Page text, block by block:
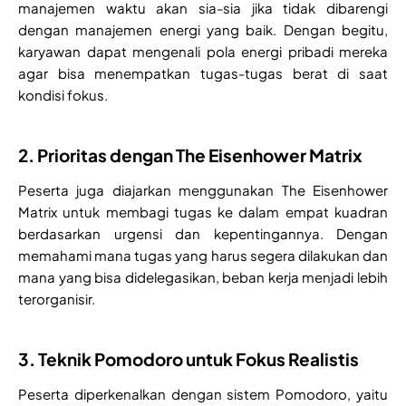
manajemen waktu akan sia-sia jika tidak dibarengi
dengan manajemen energi yang baik. Dengan begitu,
karyawan dapat mengenali pola energi pribadi mereka
agar bisa menempatkan tugas-tugas berat di saat
kondisi fokus.
2. Prioritas dengan The Eisenhower Matrix
Peserta juga diajarkan menggunakan The Eisenhower
Matrix untuk membagi tugas ke dalam empat kuadran
berdasarkan urgensi dan kepentingannya. Dengan
memahami mana tugas yang harus segera dilakukan dan
mana yang bisa didelegasikan, beban kerja menjadi lebih
terorganisir.
3. Teknik Pomodoro untuk Fokus Realistis
Peserta diperkenalkan dengan sistem Pomodoro, yaitu